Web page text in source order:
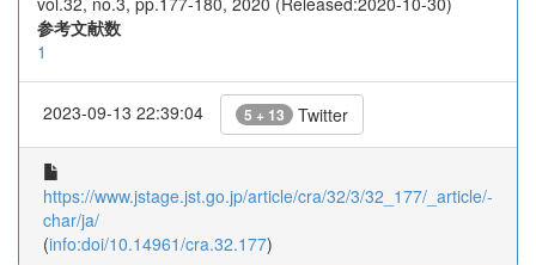
参考文献数
1
2023-09-13 22:39:04 5 + 13 Twitter
https://www.jstage.jst.go.jp/article/cra/32/3/32_177/_article/-
char/ja/
(info:doi/10.14961/cra.32.177)